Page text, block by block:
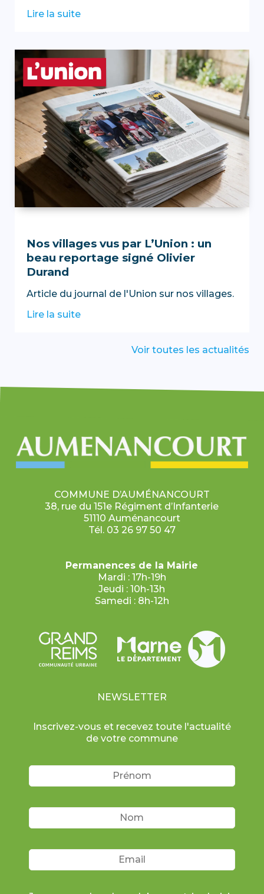
Lire la suite
Nos villages vus par L’Union : un
beau reportage signé Olivier
Durand
Article du journal de l'Union sur nos villages.
Lire la suite
Voir toutes les actualités
COMMUNE D’AUMÉNANCOURT
38, rue du 151e Régiment d’Infanterie
51110 Auménancourt
Tél. 03 26 97 50 47
Permanences de la Mairie
Mardi : 17h-19h
Jeudi : 10h-13h
Samedi : 8h-12h
NEWSLETTER
Inscrivez-vous et recevez toute l'actualité
de votre commune